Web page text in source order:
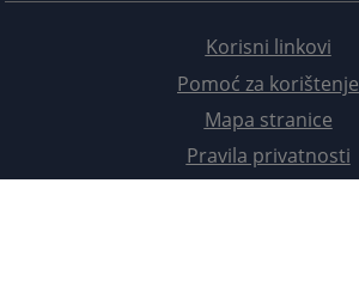
Korisni linkovi
Pomoć za korištenje
Mapa stranice
Pravila privatnosti